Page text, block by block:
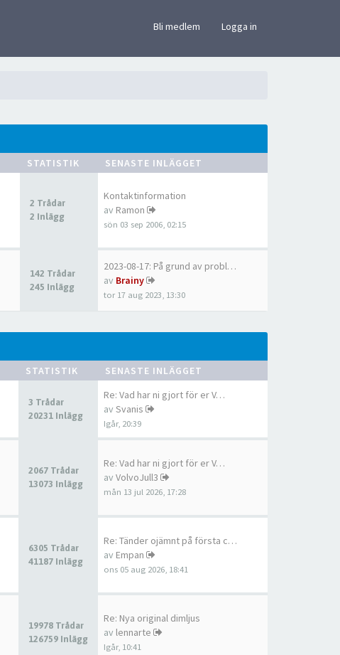
Bli medlem Logga in
STATISTIK SENASTE INLÄGGET
2 Trådar
2 Inlägg
Kontaktinformation
av Ramon
sön 03 sep 2006, 02:15
142 Trådar
245 Inlägg
2023-08-17: På grund av probl…
av Brainy
tor 17 aug 2023, 13:30
STATISTIK SENASTE INLÄGGET
3 Trådar
20231 Inlägg
Re: Vad har ni gjort för er V…
av Svanis
Igår, 20:39
2067 Trådar
13073 Inlägg
Re: Vad har ni gjort för er V…
av VolvoJull3
mån 13 jul 2026, 17:28
6305 Trådar
41187 Inlägg
Re: Tänder ojämnt på första c…
av Empan
ons 05 aug 2026, 18:41
19978 Trådar
126759 Inlägg
Re: Nya original dimljus
av lennarte
Igår, 10:41